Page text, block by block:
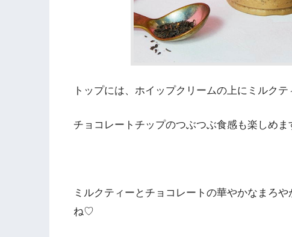
トップには、ホイップクリームの上にミルク
チョコレートチップのつぶつぶ食感も楽しめま
ミルクティーとチョコレートの華やかなまろ
ね♡